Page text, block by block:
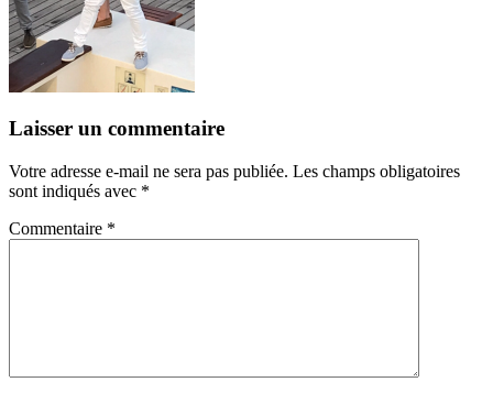
Laisser un commentaire
Votre adresse e-mail ne sera pas publiée. Les champs obligatoires
sont indiqués avec *
Commentaire *